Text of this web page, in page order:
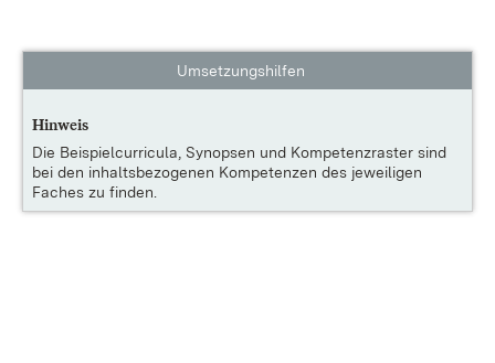
Umsetzungshilfen
Hinweis
Die Beispielcurricula, Synopsen und Kompetenzraster sind
bei den inhaltsbezogenen Kompetenzen des jeweiligen
Faches zu finden.